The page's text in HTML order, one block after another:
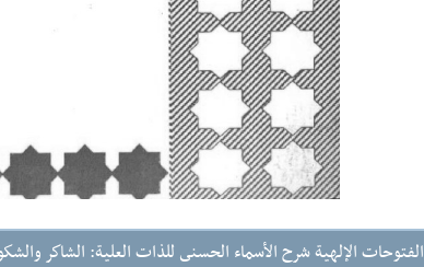
الفتوحات الإلهية شرح الأسماء الحسنى للذات العلية: الشاكر